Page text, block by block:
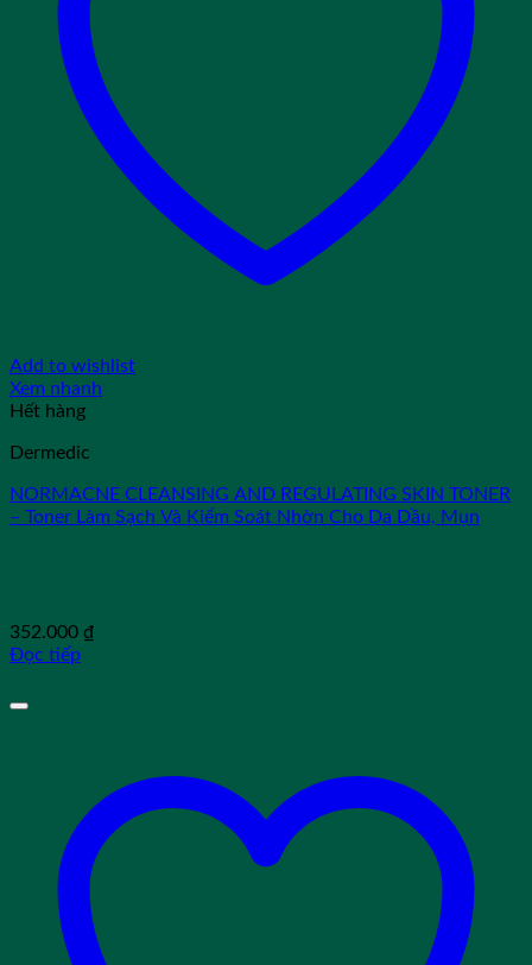
Add to wishlist
Xem nhanh
Hết hàng
Dermedic
NORMACNE CLEANSING AND REGULATING SKIN TONER
– Toner Làm Sạch Và Kiểm Soát Nhờn Cho Da Dầu, Mụn
352.000 ₫
Đọc tiếp